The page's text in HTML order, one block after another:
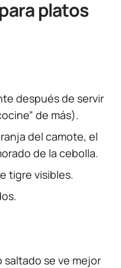
platos
después de servir
de más).
del camote, el
de la cebolla.
tigre visibles.
saltado se ve mejor